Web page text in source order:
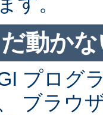
動か
プログ
ブラウ